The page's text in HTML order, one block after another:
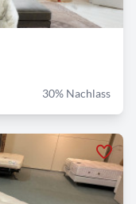
30% Nachlass